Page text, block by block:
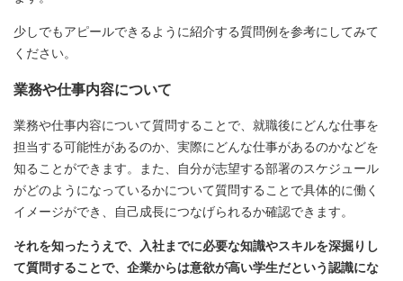
少しでもアピールできるように紹介する質問例を参考にしてみて
ください。
業務や仕事内容について
業務や仕事内容について質問することで、就職後にどんな仕事を
担当する可能性があるのか、実際にどんな仕事があるのかなどを
知ることができます。また、自分が志望する部署のスケジュール
がどのようになっているかについて質問することで具体的に働く
イメージができ、自己成長につなげられるか確認できます。
それを知ったうえで、入社までに必要な知識やスキルを深掘りし
て質問することで、企業からは意欲が高い学生だという認識にな